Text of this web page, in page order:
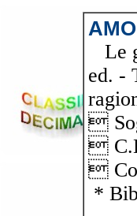
Le
ed. -



*